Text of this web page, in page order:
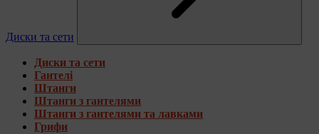
Диски та сети
Диски та сети
Гантелі
Штанги
Штанги з гантелями
Штанги з гантелями та лавками
Грифи